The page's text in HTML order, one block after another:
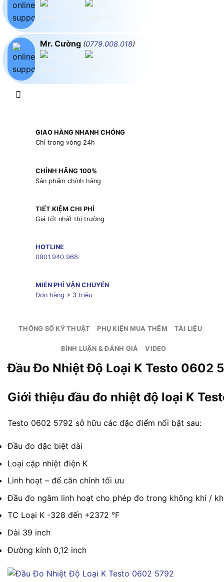
Mr. Cường (0779.008.018)
GIAO HÀNG NHANH CHÓNG
Chỉ trong vòng 24h
CHÍNH HÃNG 100%
Sản phẩm chính hãng
TIẾT KIỆM CHI PHÍ
Giá tốt nhất thị trường
HOTLINE
0901.940.968
MIỄN PHÍ VẬN CHUYỂN
Đơn hàng > 3 triệu
THÔNG SỐ KỸ THUẬT PHỤ KIỆN MUA THÊM TÀI LIỆU
BÌNH LUẬN & ĐÁNH GIÁ VIDEO
Đầu Đo Nhiệt Độ Loại K Testo 0602
Giới thiệu đầu đo nhiệt độ loại K
Testo 0602 5792 sở hữu các đặc điểm nổi bật sau:
Đầu đo đặc biệt dài
Loại cặp nhiệt điện K
Linh hoạt – để căn chỉnh tối ưu
Đầu đo ngâm linh hoạt cho phép đo trong không khí /
TC Loại K -328 đến +2372 °F
Dài 39 inch
Đường kính 0,12 inch